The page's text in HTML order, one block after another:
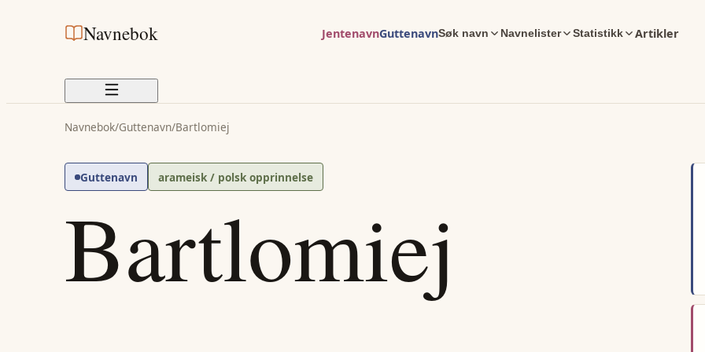
Navnebok JentenavnGuttenavnSøk navn Navnelister Statistikk Artikler
Navnebok/Guttenavn/Bartlomiej
Guttenavn arameisk / polsk opprinnelse
Bartlomiej